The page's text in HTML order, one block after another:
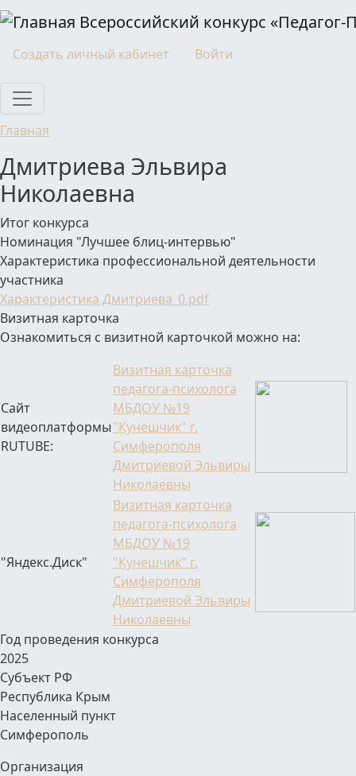
Перейти к основному содержанию
Всероссийский конкурс «Педагог-
Моя учетная запись
Создать личный кабинет Войти
Главная
Дмитриева Эльвира
Николаевна
Итог конкурса
Номинация "Лучшее блиц-интервью"
Характеристика профессиональной деятельности
участника
Характеристика Дмитриева_0.pdf
Визитная карточка
Ознакомиться с визитной карточкой можно на:
Сайт
видеоплатформы
RUTUBE:
Визитная карточка
педагога-психолога
МБДОУ №19
"Кунешчик" г.
Симферополя
Дмитриевой Эльвиры
Николаевны
"Яндекс.Диск"
Визитная карточка
педагога-психолога
МБДОУ №19
"Кунешчик" г.
Симферополя
Дмитриевой Эльвиры
Николаевны
Год проведения конкурса
2025
Субъект РФ
Республика Крым
Населенный пункт
Симферополь
Организация